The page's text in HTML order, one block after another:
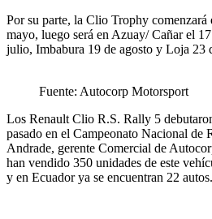
Por su parte, la Clio Trophy
mayo, luego será en Azuay/ Cañar el
julio, Imbabura 19 de agosto y Loja 23
Fuente: Autocorp Motorsport
Los Renault Clio R.S. Rally 5
pasado en el Campeonato Nacional de
Andrade, gerente Comercial de
han vendido 350 unidades de este
y en Ecuador ya se encuentran 22 autos.